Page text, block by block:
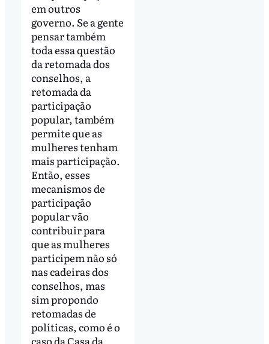
em outros
governo. Se a gente
pensar também
toda essa questão
da retomada dos
conselhos, a
retomada da
participação
popular, também
permite que as
mulheres tenham
mais participação.
Então, esses
mecanismos de
participação
popular vão
contribuir para
que as mulheres
participem não só
nas cadeiras dos
conselhos, mas
sim propondo
retomadas de
políticas, como é o
caso da Casa da